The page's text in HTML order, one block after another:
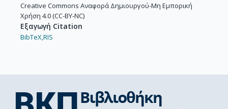
Creative Commons Αναφορά Δημιουργού-Μη Εμπορική
Χρήση 4.0 (CC-BY-NC)
Εξαγωγή Citation
BibTeX,RIS